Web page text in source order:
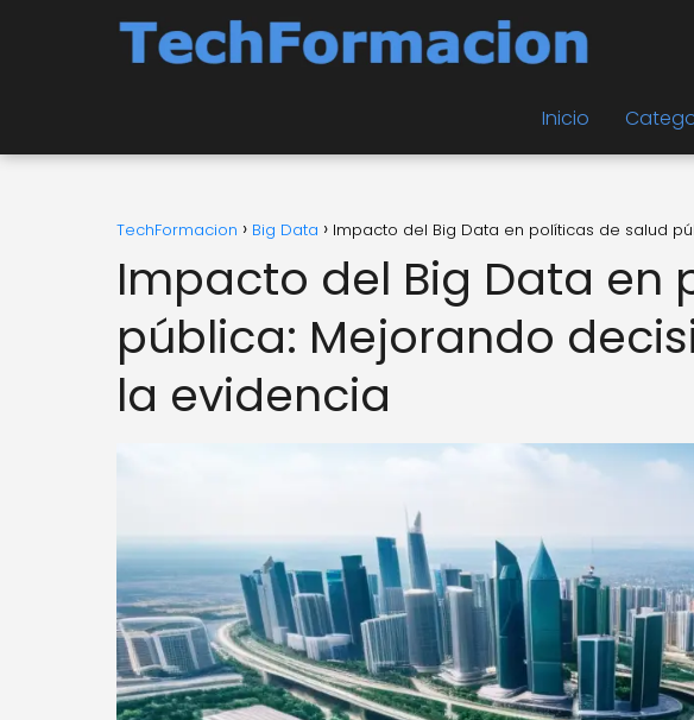
Inicio
TechFormacion Big Data Impacto del Big Data en políticas de salud
Impacto del Big Data en
pública: Mejorando
la evidencia